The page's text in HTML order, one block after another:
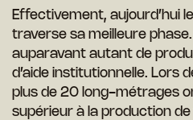
Effectivement, aujourd’hui
traverse sa meilleure phase.
auparavant autant de
d’aide institutionnelle. Lors
plus de 20 long-métrages
supérieur à la production